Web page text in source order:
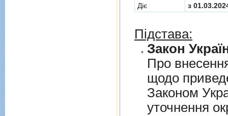
Діє
з
Підстава:
Закон
Про
щодо
Законом
уточнення